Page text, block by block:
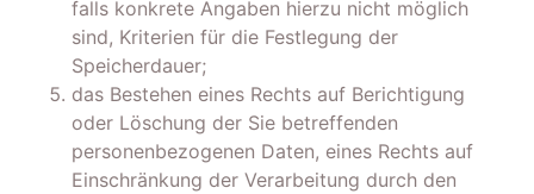
falls konkrete Angaben hierzu nicht möglich
sind, Kriterien für die Festlegung der
Speicherdauer;
das Bestehen eines Rechts auf Berichtigung
oder Löschung der Sie betreffenden
personenbezogenen Daten, eines Rechts auf
Einschränkung der Verarbeitung durch den